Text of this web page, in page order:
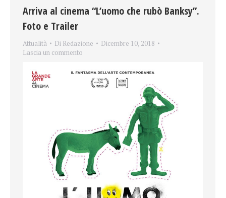
Arriva al cinema “L’uomo che rubò Banksy”.
Foto e Trailer
Attualità Di Redazione
Dicembre 10, 2018
Lascia un commento